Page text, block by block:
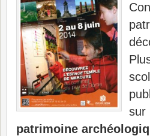
patrimoine